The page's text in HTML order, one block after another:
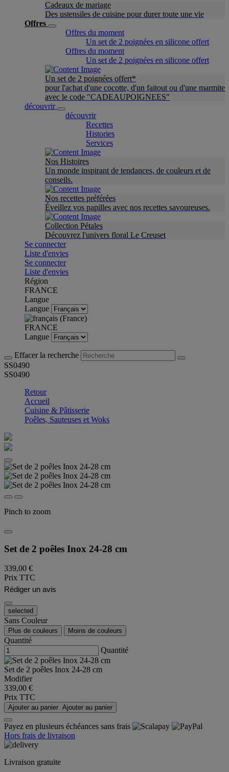
Cadeaux de mariage
Des ustensiles de cuisine pour durer toute une vie
Offres
Offres du moment
Un set de 2 poignées en silicone offert
Offres du moment
Un set de 2 poignées en silicone offert
Un set de 2 poignées offert*
pour l'achat d'une cocotte, d'un faitout ou d'une marmite
avec le code "CADEAUPOIGNEES"
découvrir
découvrir
Recettes
Histories
Services
Nos Histoires
Un monde inspirant de tendances, de couleurs et de
conseils.
Nos recettes préférées
Éveillez vos papilles avec nos recettes savoureuses.
Collection Pétales
Découvrez l'univers floral Le Creuset
Se connecter
Liste d'envies
Se connecter
Liste d'envies
Région
FRANCE
Langue
Langue
FRANCE
Langue
Effacer la recherche
SS0490
SS0490
Retour
Accueil
Cuisine & Pâtisserie
Poêles, Sauteuses et Woks
Pinch to zoom
Set de 2 poêles Inox 24-28 cm
339,00 €
Prix TTC
Rédiger un avis
selected
Sans Couleur
Plus de couleurs Moins de couleurs
Quantité
Quantité
Set de 2 poêles Inox 24-28 cm
Modifier
339,00 €
Prix TTC
Ajouter au panier Ajouter au panier
Payez en plusieurs échéances sans frais
Hors frais de livraison
Livraison gratuite